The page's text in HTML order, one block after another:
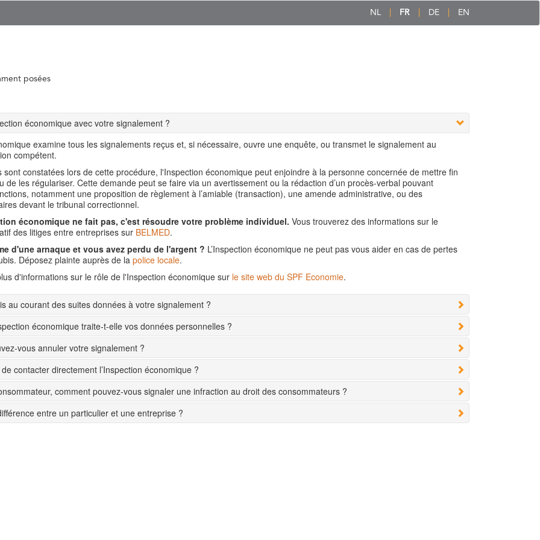
NL FR DE EN
posées
économique avec votre signalement ?
examine tous les signalements reçus et, si nécessaire, ouvre une enquête, ou transmet le signalement au
compétent.
sont constatées lors de cette procédure, l'Inspection économique peut enjoindre à la personne concernée de mettre fin
de les régulariser. Cette demande peut se faire via un avertissement ou la rédaction d’un procès-verbal pouvant
notamment une proposition de règlement à l’amiable (transaction), une amende administrative, ou des
devant le tribunal correctionnel.
économique ne fait pas, c'est résoudre votre problème individuel. Vous trouverez des informations sur le
des litiges entre entreprises sur BELMED.
d'une arnaque et vous avez perdu de l'argent ? L’Inspection économique ne peut pas vous aider en cas de pertes
Déposez plainte auprès de la police locale.
d'informations sur le rôle de l'Inspection économique sur le site web du SPF Economie.
au courant des suites données à votre signalement ?
économique traite-t-elle vos données personnelles ?
vous annuler votre signalement ?
contacter directement l’Inspection économique ?
comment pouvez-vous signaler une infraction au droit des consommateurs ?
entre un particulier et une entreprise ?